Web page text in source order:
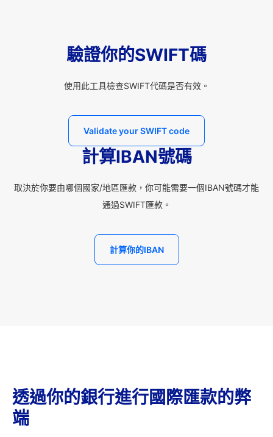
驗證你的SWIFT碼
使用此工具檢查SWIFT代碼是否有效。
Validate your SWIFT code
計算IBAN號碼
取決於你要由哪個國家/地區匯款，你可能需要一個IBAN號碼才能
通過SWIFT匯款。
計算你的IBAN
透過你的銀行進行國際匯款的弊
端